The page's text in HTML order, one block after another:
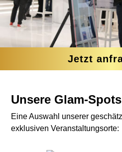
Jetzt
Unsere Glam-Spots
Eine Auswahl unserer
exklusiven Veranstaltungsorte: